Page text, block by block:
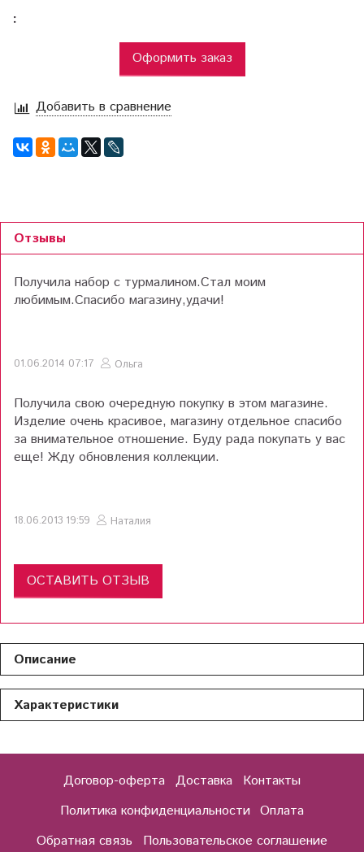
:
Оформить заказ
Добавить в сравнение
Отзывы
Получила набор с турмалином.Стал моим
любимым.Спасибо магазину,удачи!
01.06.2014 07:17 Ольга
Получила свою очередную покупку в этом магазине.
Изделие очень красивое, магазину отдельное спасибо
за внимательное отношение. Буду рада покупать у вас
еще! Жду обновления коллекции.
18.06.2013 19:59 Наталия
ОСТАВИТЬ ОТЗЫВ
Описание
Характеристики
Договор-оферта Доставка
Контакты
Политика конфиденциальности Оплата
Обратная связь
Пользовательское соглашение